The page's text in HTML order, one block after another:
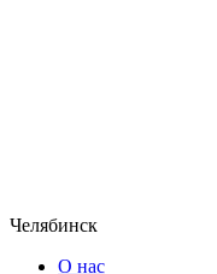
Челябинск
О нас